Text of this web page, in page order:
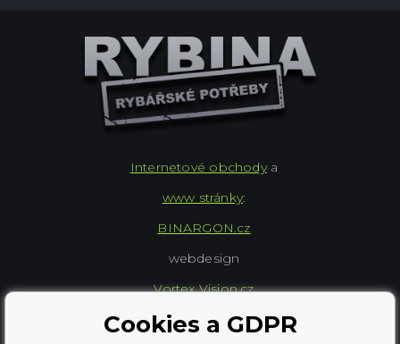
Internetové obchodya
www stránky:
BINARGON.cz
webdesign
Vortex Vision.cz
Cookies a GDPR